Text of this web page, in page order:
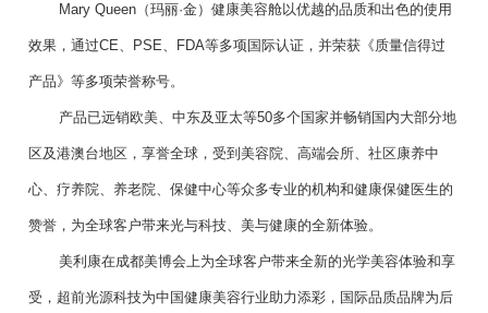
Mary Queen（玛丽·金）健康美容舱以优越的品质和出色的使用
效果，通过CE、PSE、FDA等多项国际认证，并荣获《质量信得过
产品》等多项荣誉称号。
产品已远销欧美、中东及亚太等50多个国家并畅销国内大部分地
区及港澳台地区，享誉全球，受到美容院、高端会所、社区康养中
心、疗养院、养老院、保健中心等众多专业的机构和健康保健医生的
赞誉，为全球客户带来光与科技、美与健康的全新体验。
美利康在成都美博会上为全球客户带来全新的光学美容体验和享
受，超前光源科技为中国健康美容行业助力添彩，国际品质品牌为后